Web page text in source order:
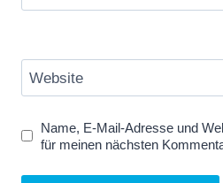
Website
Name, E-Mail-Adresse und
für meinen nächsten